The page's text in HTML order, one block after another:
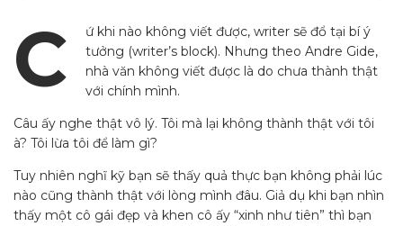
C
ứ khi nào không viết được, writer sẽ đổ tại bí ý
tưởng (writer’s block). Nhưng theo Andre Gide,
nhà văn không viết được là do chưa thành thật
với chính mình.
Câu ấy nghe thật vô lý. Tôi mà lại không thành thật với tôi
à? Tôi lừa tôi để làm gì?
Tuy nhiên nghĩ kỹ bạn sẽ thấy quả thực bạn không phải lúc
nào cũng thành thật với lòng mình đâu. Giả dụ khi bạn nhìn
thấy một cô gái đẹp và khen cô ấy “xinh như tiên” thì bạn